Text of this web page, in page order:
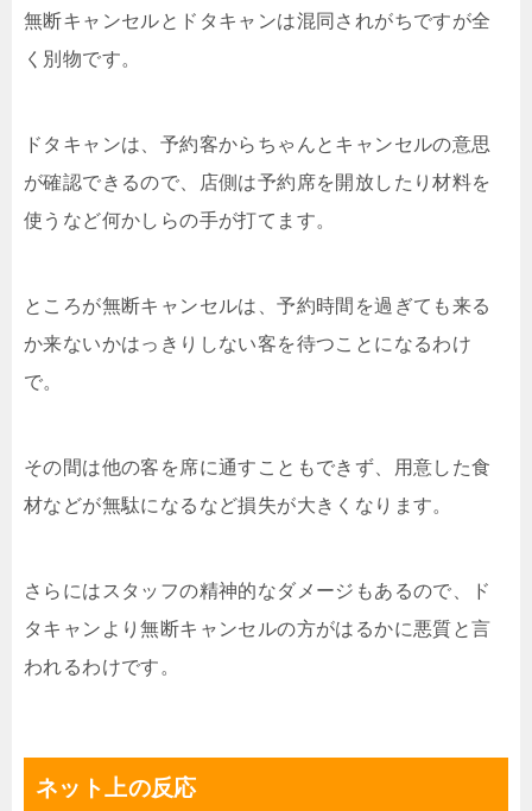
無断キャンセルとドタキャンは混同されがちですが全
く別物です。
ドタキャンは、予約客からちゃんとキャンセルの意思
が確認できるので、店側は予約席を開放したり材料を
使うなど何かしらの手が打てます。
ところが無断キャンセルは、予約時間を過ぎても来る
か来ないかはっきりしない客を待つことになるわけ
で。
その間は他の客を席に通すこともできず、用意した食
材などが無駄になるなど損失が大きくなります。
さらにはスタッフの精神的なダメージもあるので、ド
タキャンより無断キャンセルの方がはるかに悪質と言
われるわけです。
ネット上の反応